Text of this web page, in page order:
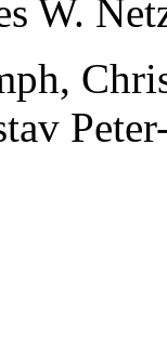
W.